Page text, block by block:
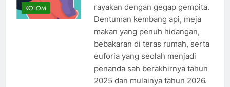
KOLOM
rayakan dengan gegap gempita.
Dentuman kembang api, meja
makan yang penuh hidangan,
bebakaran di teras rumah, serta
euforia yang seolah menjadi
penanda sah berakhirnya tahun
2025 dan mulainya tahun 2026.